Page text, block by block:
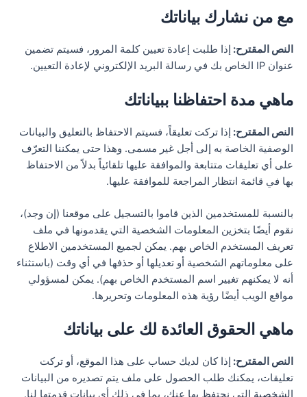
مع من نشارك بياناتك
النص المقترح: إذا طلبت إعادة تعيين كلمة المرور، فسيتم تضمين
عنوان IP الخاص بك في رسالة البريد الإلكتروني لإعادة التعيين.
ماهي مدة احتفاظنا ببياناتك
النص المقترح: إذا تركت تعليقاً، فسيتم الاحتفاظ بالتعليق والبيانات
الوصفية الخاصة به إلى أجل غير مسمى. وهذا حتى يمكننا التعرّف
على أي تعليقات متتابعة والموافقة عليها تلقائياً بدلاً من الاحتفاظ
بها في قائمة انتظار المراجعة للموافقة عليها.
بالنسبة للمستخدمين الذين قاموا بالتسجيل على موقعنا (إن وجد)،
نقوم أيضًا بتخزين المعلومات الشخصية التي يقدمونها في ملف
تعريف المستخدم الخاص بهم. يمكن لجميع المستخدمين الاطلاع
على معلوماتهم الشخصية أو تعديلها أو حذفها في أي وقت (باستثناء
أنه لا يمكنهم تغيير اسم المستخدم الخاص بهم). يمكن لمسؤولي
مواقع الويب أيضًا رؤية هذه المعلومات وتحريرها.
ماهي الحقوق العائدة لك على بياناتك
النص المقترح: إذا كان لديك حساب على هذا الموقع، أو تركت
تعليقات، يمكنك طلب الحصول على ملف يتم تصديره من البيانات
الشخصية التي نحتفظ بها عنك، بما في ذلك أي بيانات قدمتها لنا.